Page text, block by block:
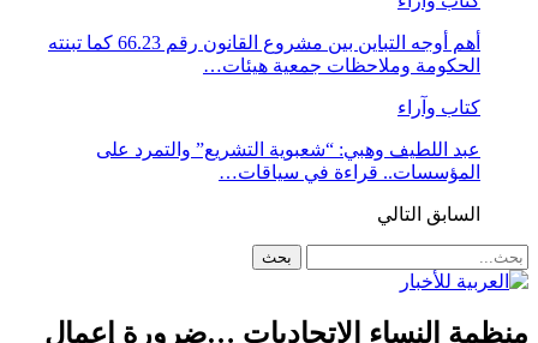
أهم أوجه التباين بين مشروع القانون رقم 66.23 كما تبنته
الحكومة وملاحظات جمعية هيئات…
كتاب وآراء
عبد اللطيف وهبي: “شعبوية التشريع” والتمرد على
المؤسسات.. قراءة في سياقات…
السابق التالي
منظمة النساء الاتحاديات …ضرورة إعمال